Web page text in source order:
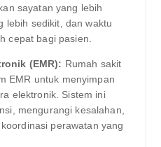
sayatan yang lebih
lebih sedikit, dan waktu
cepat bagi pasien.
(EMR): Rumah sakit
EMR untuk menyimpan
elektronik. Sistem ini
mengurangi kesalahan,
perawatan yang